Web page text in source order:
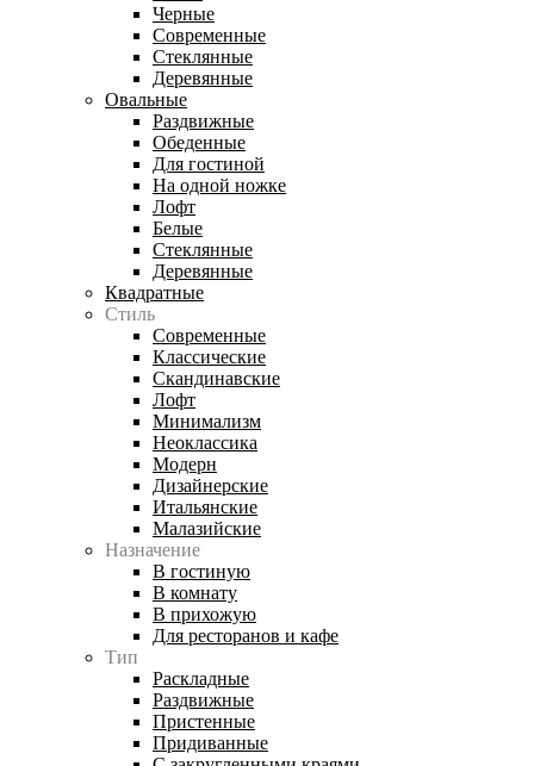
Черные
Современные
Стеклянные
Деревянные
Овальные
Раздвижные
Обеденные
Для гостиной
На одной ножке
Лофт
Белые
Стеклянные
Деревянные
Квадратные
Стиль
Современные
Классические
Скандинавские
Лофт
Минимализм
Неоклассика
Модерн
Дизайнерские
Итальянские
Малазийские
Назначение
В гостиную
В комнату
В прихожую
Для ресторанов и кафе
Тип
Раскладные
Раздвижные
Пристенные
Придиванные